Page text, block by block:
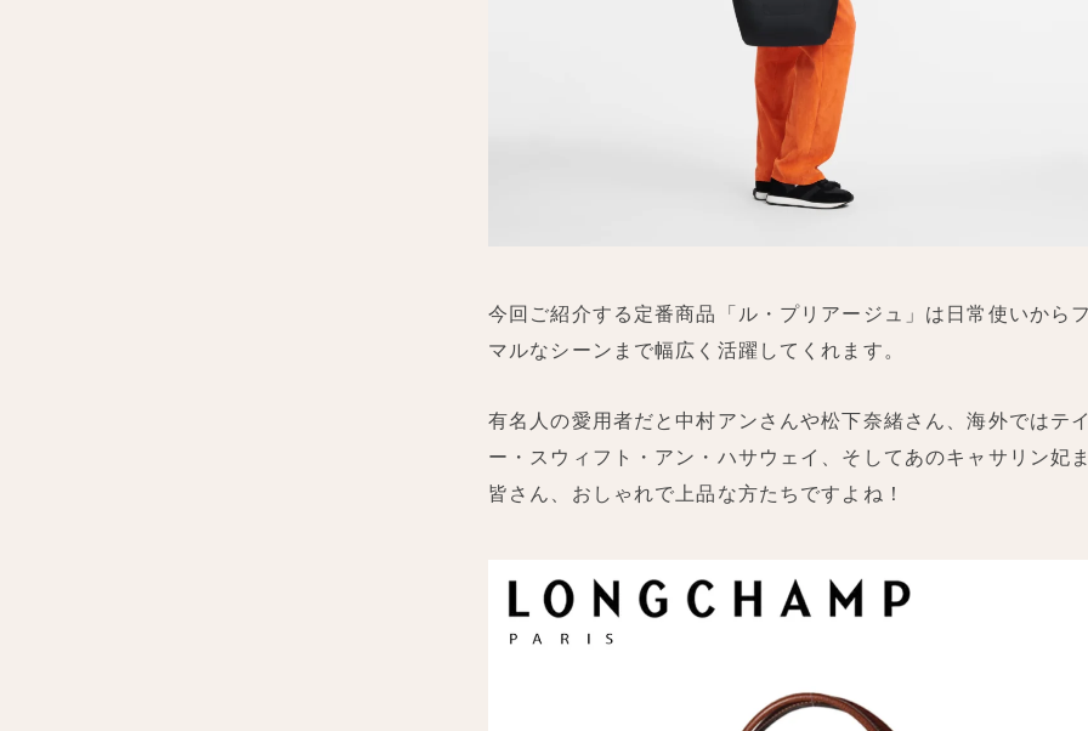
今回ご紹介する定番商品「ル・プリアージュ」は日常使いから
マルなシーンまで幅広く活躍してくれます。
有名人の愛用者だと中村アンさんや松下奈緒さん、海外ではテ
ー・スウィフト・アン・ハサウェイ、そしてあのキャサリン妃
皆さん、おしゃれで上品な方たちですよね！